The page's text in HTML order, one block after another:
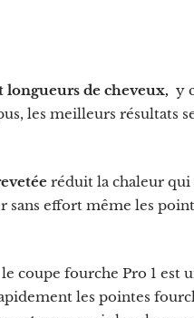
longueurs de cheveux, y
les meilleurs résultats
réduit la chaleur
sans effort même les
le coupefourche Pro 1 est
les pointes